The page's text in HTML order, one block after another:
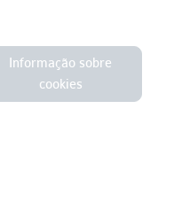
Informação sobre
cookies